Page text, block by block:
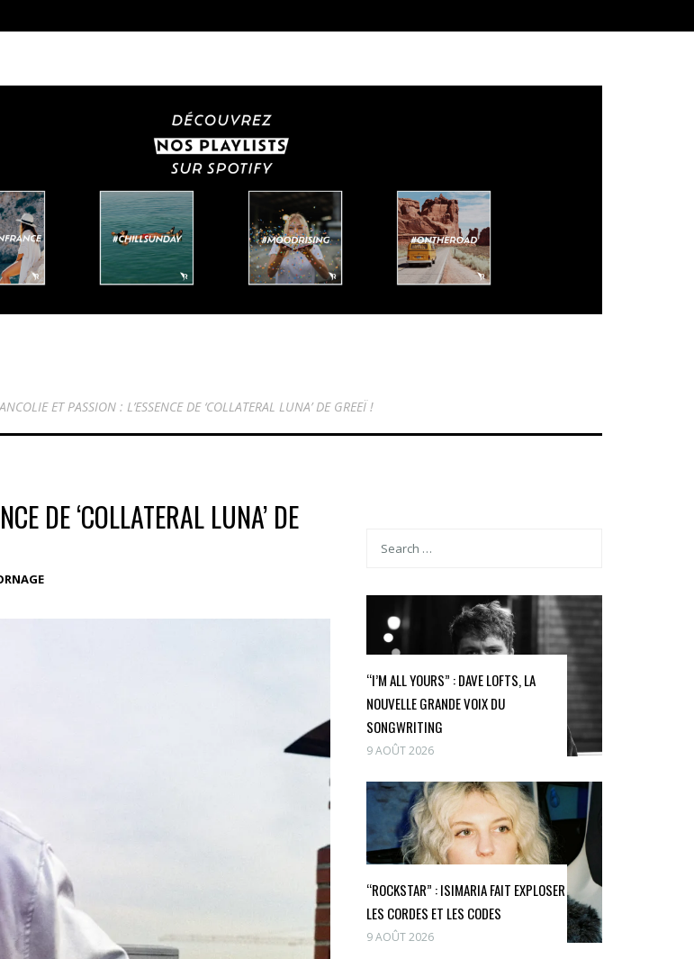
ET PASSION : L’ESSENCE DE ‘COLLATERAL LUNA’ DE GREEÏ !
DE ‘COLLATERAL LUNA’ DE
“I’M ALL YOURS” : DAVE LOFTS, LA
NOUVELLE GRANDE VOIX DU
SONGWRITING
9 AOÛT 2026
“ROCKSTAR” : ISIMARIA FAIT EXPLOSER
LES CORDES ET LES CODES
9 AOÛT 2026